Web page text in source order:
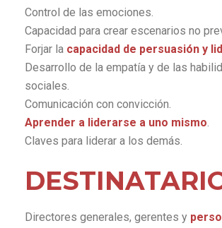
Control de las emociones.
Capacidad para crear escenarios no
Forjar la capacidad de persuasión y
Desarrollo de la empatía y de las
sociales.
Comunicación con convicción.
Aprender a liderarse a uno mismo.
Claves para liderar a los demás.
Directores generales, gerentes y